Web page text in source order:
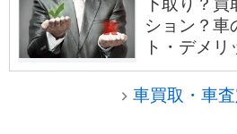
下取り？
ション？車
ト・デメリ
車買取・車